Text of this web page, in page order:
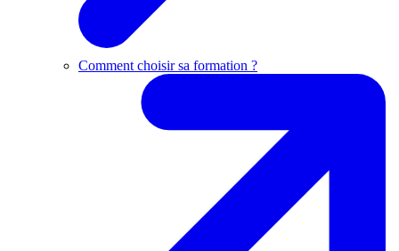
Comment choisir sa formation ?